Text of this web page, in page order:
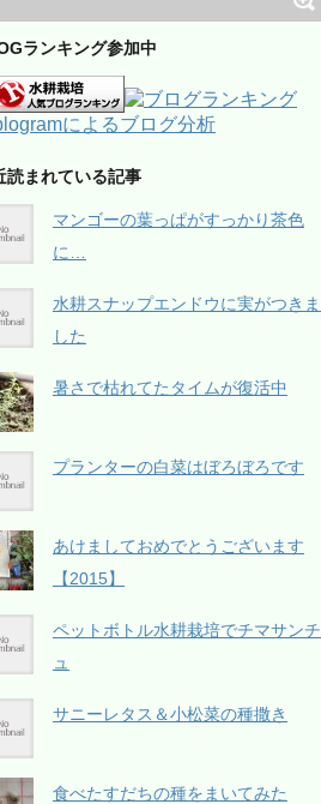
ランキング参加中
読まれている記事
マンゴーの葉っぱがすっかり茶色
に…
水耕スナップエンドウに実がつきま
した
暑さで枯れてたタイムが復活中
プランターの白菜はぼろぼろです
あけましておめでとうございます
【2015】
ペットボトル水耕栽培でチマサンチ
ュ
サニーレタス＆小松菜の種撒き
食べたすだちの種をまいてみた